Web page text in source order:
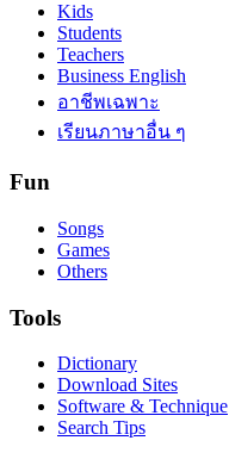
Kids
Students
Teachers
Business English
อาชีพเฉพาะ
เรียนภาษาอื่น ๆ
Fun
Songs
Games
Others
Tools
Dictionary
Download Sites
Software & Technique
Search Tips